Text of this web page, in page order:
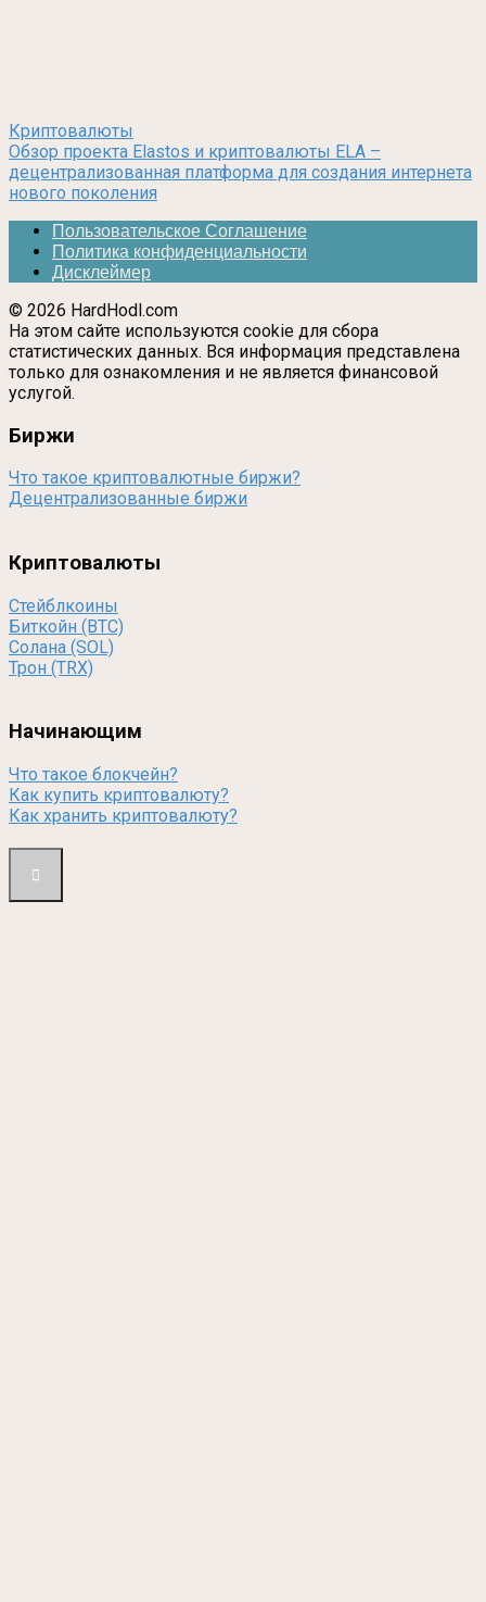
Криптовалюты
Обзор проекта Elastos и криптовалюты ELA –
децентрализованная платформа для создания интернета
нового поколения
Пользовательское Соглашение
Политика конфиденциальности
Дисклеймер
© 2026 HardHodl.com
На этом сайте используются cookie для сбора
статистических данных. Вся информация представлена
только для ознакомления и не является финансовой
услугой.
Биржи
Что такое криптовалютные биржи?
Децентрализованные биржи
Криптовалюты
Стейблкоины
Биткойн (BTC)
Солана (SOL)
Трон (TRX)
Начинающим
Что такое блокчейн?
Как купить криптовалюту?
Как хранить криптовалюту?